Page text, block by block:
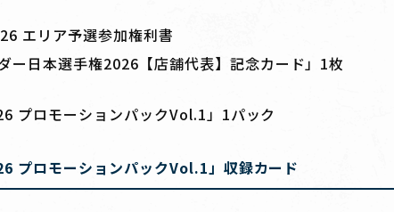
エリア予選参加権利書
ー日本選手権2026【店舗代表】記念カード」1枚
プロモーションパックVol.1」1パック
プロモーションパックVol.1」収録カード